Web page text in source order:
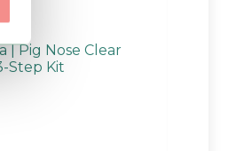
| Pig Nose Clear
Step Kit